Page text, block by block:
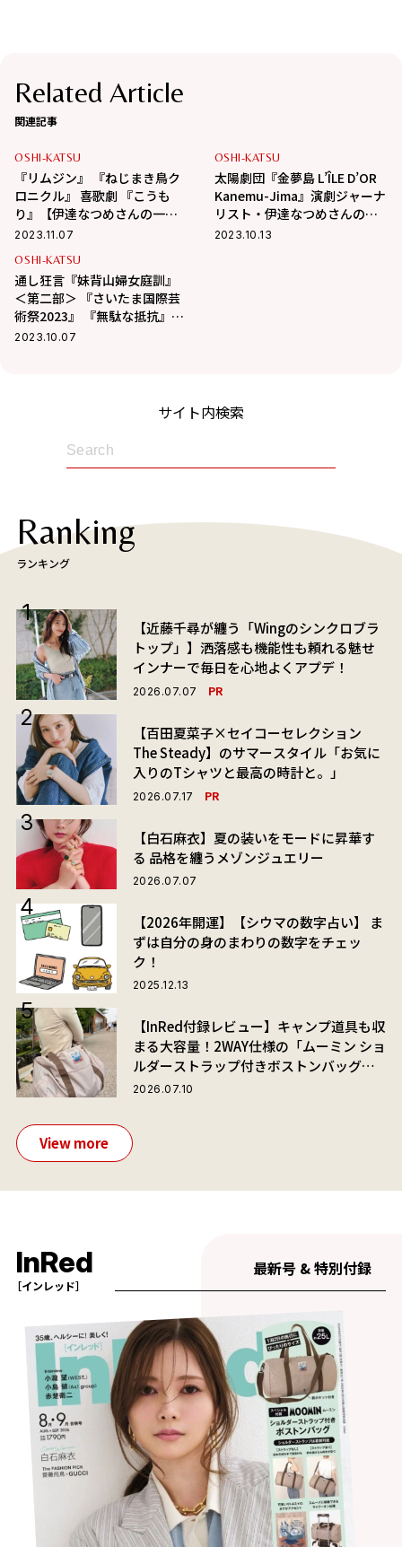
Related Article
関連記事
OSHI-KATSU
『リムジン』 『ねじまき鳥ク
ロニクル』 喜歌劇 『こうも
り』【伊達なつめさんの一押
しステージ情報】
2023.11.07
OSHI-KATSU
太陽劇団『金夢島 L’ÎLE D’OR
Kanemu-Jima』演劇ジャーナ
リスト・伊達なつめさんの一
押しステージ情報！
2023.10.13
OSHI-KATSU
通し狂言『妹背山婦女庭訓』
＜第二部＞ 『さいたま国際芸
術祭2023』 『無駄な抵抗』
【伊達なつめさんの一押しス
2023.10.07
サイト内検索
Ranking
ランキング
【近藤千尋が纏う「Wingのシンクロブラ
トップ」】洒落感も機能性も頼れる魅せ
インナーで毎日を心地よくアプデ！
2026.07.07 PR
【百田夏菜子×セイコーセレクション
The Steady】のサマースタイル「お気に
入りのTシャツと最高の時計と。」
2026.07.17 PR
【白石麻衣】夏の装いをモードに昇華す
る 品格を纏うメゾンジュエリー
2026.07.07
【2026年開運】【シウマの数字占い】 ま
ずは自分の身のまわりの数字をチェッ
ク！
2025.12.13
【InRed付録レビュー】キャンプ道具も収
まる大容量！2WAY仕様の「ムーミン ショ
ルダーストラップ付きボストンバッグ」
が夏旅におすすめな理由
2026.07.10
View more
InRed
［インレッド］
最新号 & 特別付録